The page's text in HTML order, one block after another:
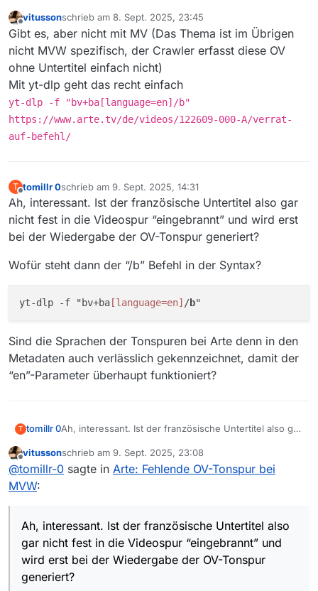
Offline
vitussonschrieb am 8. Sept. 2025, 23:45
zuletzt editiert von
Gibt es, aber nicht mit MV (Das Thema ist im Übrigen
nicht MVW spezifisch, der Crawler erfasst diese OV
ohne Untertitel einfach nicht)
Mit yt-dlp geht das recht einfach
yt-dlp -f "bv+ba[language=en]/b"
https://www.arte.tv/de/videos/122609-000-A/verrat-
auf-befehl/
T
Offline
tomillr 0schrieb am 9. Sept. 2025, 14:31
zuletzt editiert von
Ah, interessant. Ist der französische Untertitel also gar
nicht fest in die Videospur “eingebrannt” und wird erst
bei der Wiedergabe der OV-Tonspur generiert?
Wofür steht dann der “/b” Befehl in der Syntax?
yt-dlp -f "bv+ba [language=en] /b
Sind die Sprachen der Tonspuren bei Arte denn in den
Metadaten auch verlässlich gekennzeichnet, damit der
“en”-Parameter überhaupt funktioniert?
T tomillr 0Ah, interessant. Ist der französische Untertitel also gar
bei der Wiedergabe der OV-Tonspur generiert?
Wofür steht dann der “/b” Befehl in der Syntax?
Metadaten auch verlässlich gekennzeichnet, damit der
“en”-Parameter überhaupt funktioniert?
Offline
vitussonschrieb am 9. Sept. 2025, 23:08
zuletzt editiert von
@tomillr-0 sagte in Arte: Fehlende OV-Tonspur bei
MVW:
Ah, interessant. Ist der französische Untertitel also
gar nicht fest in die Videospur “eingebrannt” und
wird erst bei der Wiedergabe der OV-Tonspur
generiert?